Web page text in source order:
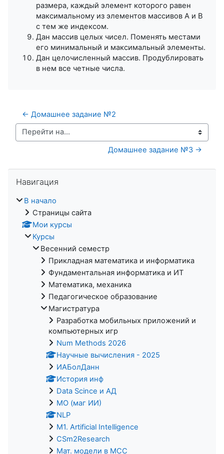
размера, каждый элемент которого равен
максимальному из элементов массивов A и B
с тем же индексом.
Дан массив целых чисел. Поменять местами
его минимальный и максимальный элементы.
Дан целочисленный массив. Продублировать
в нем все четные числа.
← Домашнее задание №2
Перейти на...
Домашнее задание №3 →
Навигация
В начало
Страницы сайта
Мои курсы
Курсы
Весенний семестр
Прикладная математика и информатика
Фундаментальная информатика и ИТ
Математика, механика
Педагогическое образование
Магистратура
Разработка мобильных приложений и
компьютерных игр
Num Methods 2026
Научные вычисления - 2025
ИАБолДанн
История инф
Data Scince и АД
МО (маг ИИ)
NLP
M1. Artificial Intelligence
CSm2Research
Мат. модели в МСС